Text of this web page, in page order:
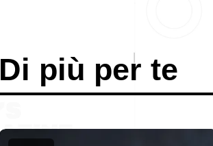
Di più per te